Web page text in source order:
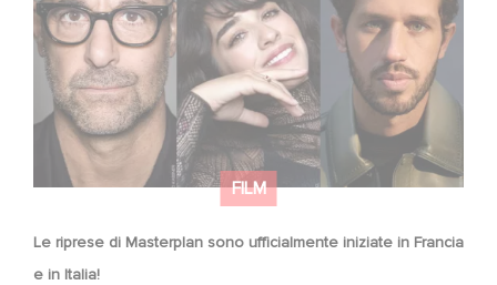
FILM
Le riprese di Masterplan sono ufficialmente iniziate in Francia
e in Italia!